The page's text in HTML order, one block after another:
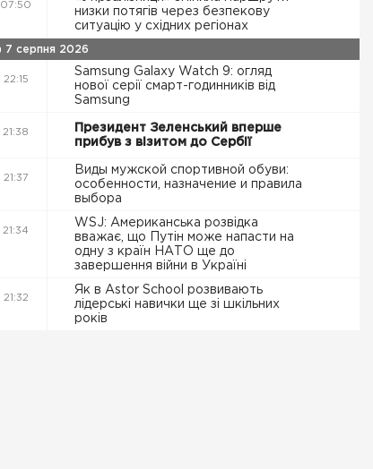
07:50
низки потягів через безпекову
ситуацію у східних регіонах
7 серпня 2026
22:15
Samsung Galaxy Watch 9: огляд
нової серії смарт-годинників від
Samsung
21:38
Президент Зеленський вперше
прибув з візитом до Сербії
21:37
Виды мужской спортивной обуви:
особенности, назначение и правила
выбора
21:34
WSJ: Американська розвідка
вважає, що Путін може напасти на
одну з країн НАТО ще до
завершення війни в Україні
21:32
Як в Astor School розвивають
лідерські навички ще зі шкільних
років